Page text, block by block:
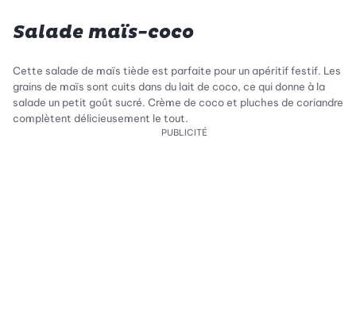
Salade maïs-coco
Cette salade de maïs tiède est parfaite pour un apéritif festif. Les
grains de maïs sont cuits dans du lait de coco, ce qui donne à la
salade un petit goût sucré. Crème de coco et pluches de coriandre
complètent délicieusement le tout.
PUBLICITÉ